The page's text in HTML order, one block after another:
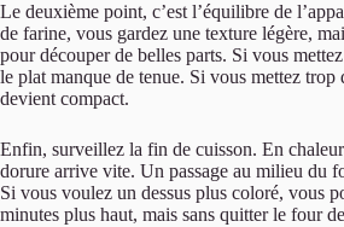
Le deuxième point, c’est l’équilibre de
de farine, vous gardez une texture légère,
pour découper de belles parts. Si vous
le plat manque de tenue. Si vous mettez trop
devient compact.
Enfin, surveillez la fin de cuisson. En
dorure arrive vite. Un passage au milieu du
Si vous voulez un dessus plus coloré, vous
minutes plus haut, mais sans quitter le four